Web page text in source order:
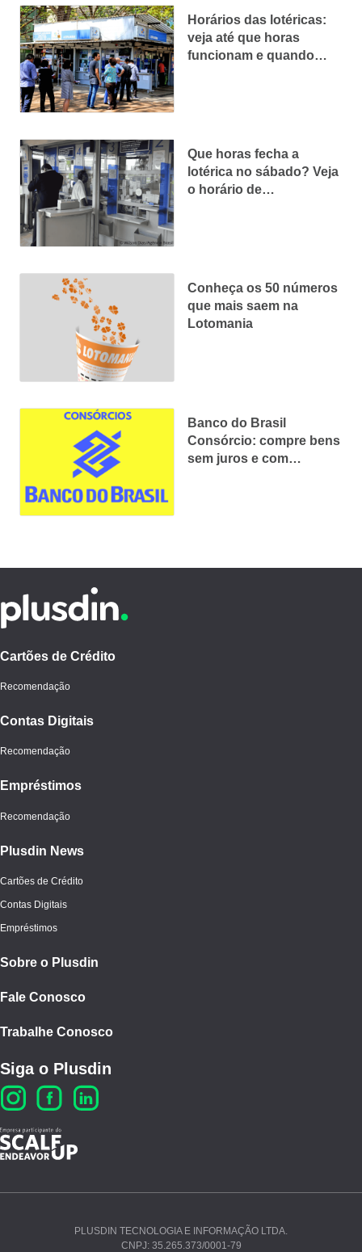
Ao continuar navegando, você concorda com nossos
Horários das lotéricas:
veja até que horas
funcionam e quando
Que horas fecha a
lotérica no sábado? Veja
o horário de
Conheça os 50 números
que mais saem na
Lotomania
Banco do Brasil
Consórcio: compre bens
sem juros e com
Cartões de Crédito
Recomendação
Contas Digitais
Recomendação
Empréstimos
Recomendação
Plusdin News
Cartões de Crédito
Contas Digitais
Empréstimos
Sobre o Plusdin
Fale Conosco
Trabalhe Conosco
Siga o Plusdin
PLUSDIN TECNOLOGIA E INFORMAÇÃO LTDA.
CNPJ: 35.265.373/0001-79